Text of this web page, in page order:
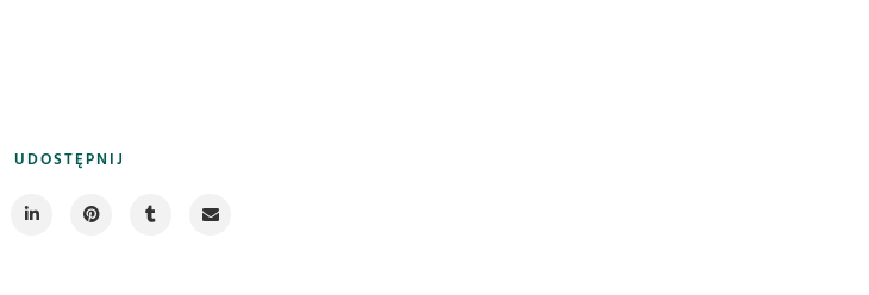
UDOSTĘPNIJ